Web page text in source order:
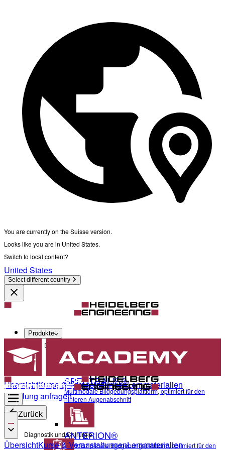
You are currently on the Suisse version.
Looks like you are in United States.
Switch to local content?
United States
Select different country
Produkte
Diagnostik und Chirurgie
SPECTRALIS®
Multimodale Bildgebungsplattform, optimiert für den
hinteren Augenabschnitt
ANTERION®
Multidisziplinäre Bildgebungsplattform, optimiert für den
ÜbersichtKurse & VeranstaltungenLernmaterialien
Schulung anfragen
Zurück
Diagnostik und Chirurgie
ÜbersichtKurse & VeranstaltungenLernmaterialien